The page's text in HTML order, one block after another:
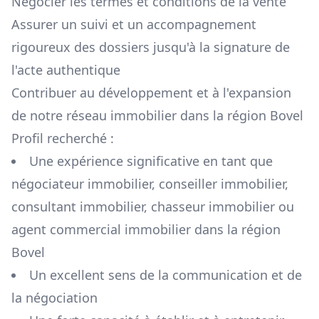
Assurer un suivi et un accompagnement
rigoureux des dossiers jusqu'à la signature de
l'acte authentique
Contribuer au développement et à l'expansion
de notre réseau immobilier dans la région Bovel
Profil recherché :
Une expérience significative en tant que
négociateur immobilier, conseiller immobilier,
consultant immobilier, chasseur immobilier ou
agent commercial immobilier dans la région
Bovel
Un excellent sens de la communication et de
la négociation